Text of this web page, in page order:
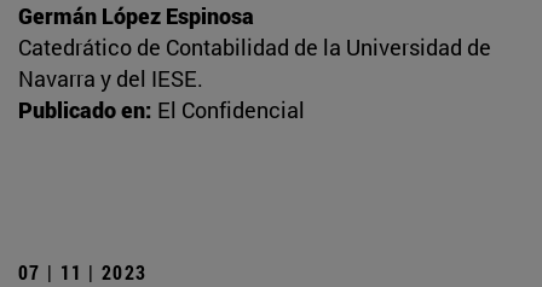
Germán López Espinosa
Catedrático de Contabilidad de la Universidad de
Navarra y del IESE.
Publicado en: El Confidencial
07 | 11 | 2023